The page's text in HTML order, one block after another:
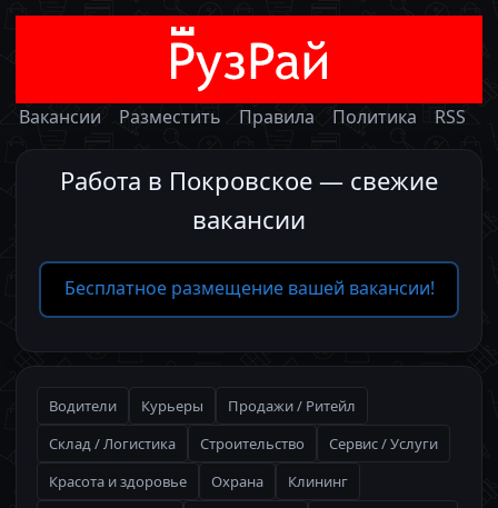
Вакансии Разместить Правила Политика RSS
Работа в Покровское — свежие
вакансии
Бесплатное размещение вашей вакансии!
Водители Курьеры
Продажи / Ритейл
Склад / Логистика
Строительство
Сервис / Услуги
Красота и здоровье
Охрана
Клининг